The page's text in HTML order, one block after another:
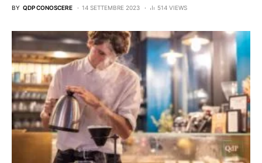
BY QDP CONOSCERE 14 SETTEMBRE 2023 514 VIEWS